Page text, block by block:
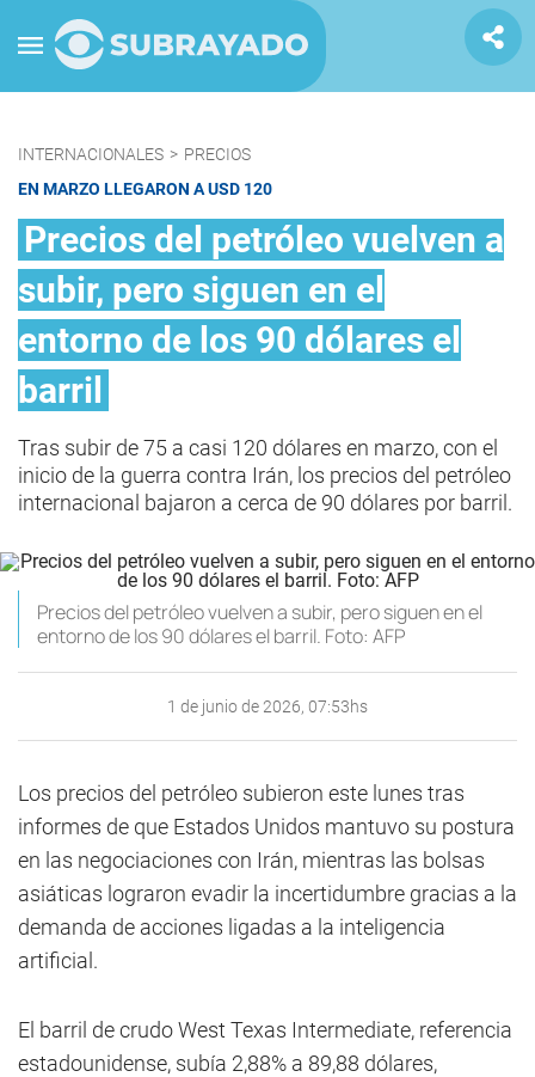
INTERNACIONALES > PRECIOS
EN MARZO LLEGARON A USD 120
Precios del petróleo vuelven a
subir, pero siguen en el
entorno de los 90 dólares el
barril
Tras subir de 75 a casi 120 dólares en marzo, con el
inicio de la guerra contra Irán, los precios del petróleo
internacional bajaron a cerca de 90 dólares por barril.
Precios del petróleo vuelven a subir, pero siguen en el
entorno de los 90 dólares el barril. Foto: AFP
1 de junio de 2026, 07:53hs
Los precios del petróleo subieron este lunes tras
informes de que Estados Unidos mantuvo su postura
en las negociaciones con Irán, mientras las bolsas
asiáticas lograron evadir la incertidumbre gracias a la
demanda de acciones ligadas a la inteligencia
artificial.
El barril de crudo West Texas Intermediate, referencia
estadounidense, subía 2,88% a 89,88 dólares,